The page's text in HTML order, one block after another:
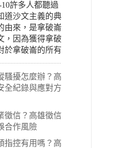
許多人都聽過
道沙文主義的典
由來，是拿破崙
，因為獲得拿破
於拿破崙的所有
崇拜，形成偏執
義後來就被拿來
且有沙文主義傾
的國家和民族
主義也廣泛應用
至還出現了男
騷擾怎麼辦？高
全紀錄與應對方
徵信？高雄徵信
合作風險
指控有用嗎？高